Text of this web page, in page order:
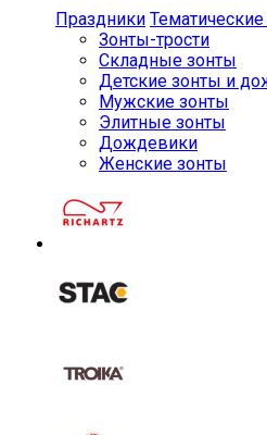
Праздники
Зонты-трости
Складные зонты
Детские зонты и
Мужские зонты
Элитные зонты
Дождевики
Женские зонты